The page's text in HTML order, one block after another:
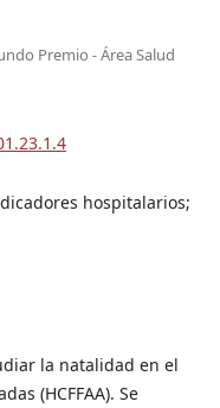
Premio - Área Salud
hospitalarios;
la natalidad en el
(HCFFAA). Se